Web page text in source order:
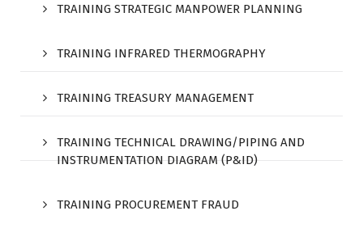
TRAINING STRATEGIC MANPOWER PLANNING
TRAINING INFRARED THERMOGRAPHY
TRAINING TREASURY MANAGEMENT
TRAINING TECHNICAL DRAWING/PIPING AND
INSTRUMENTATION DIAGRAM (P&ID)
TRAINING PROCUREMENT FRAUD